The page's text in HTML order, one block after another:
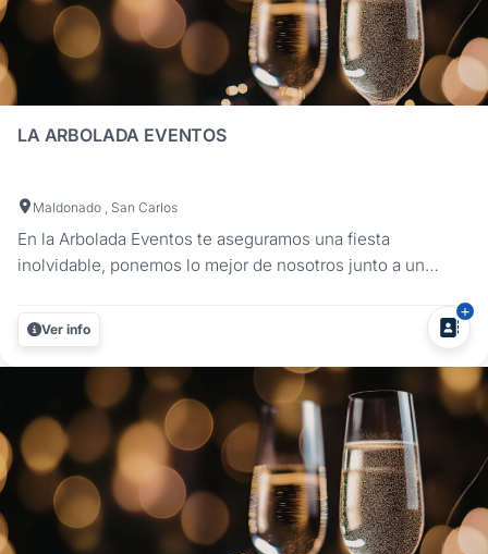
LA ARBOLADA EVENTOS
Maldonado , San Carlos
En la Arbolada Eventos te aseguramos una fiesta
inolvidable, ponemos lo mejor de nosotros junto a un
soñaste. Festejá tus quince, boda o cumple infantil, en el
día o la noche. Disfruta de tu evento en un lugar diferente,
cerca de todo, alejado...
Ver info